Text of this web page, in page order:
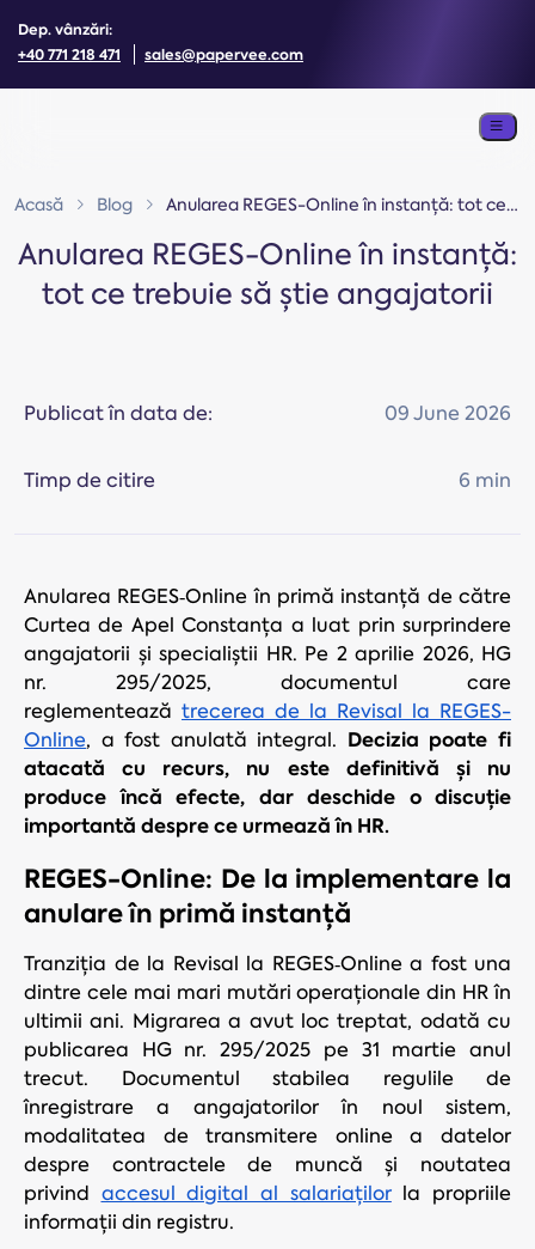
Dep. vânzări:
+40 771 218 471
sales@papervee.com
Acasă Blog Anularea REGES-Online în instanță: tot ce trebuie să știe angajatorii
Anularea REGES-Online în instanță:
tot ce trebuie să știe angajatorii
Publicat în data de: 09 June 2026
Timp de citire 6 min
Anularea REGES‑Online în primă instanță de către
Curtea de Apel Constanța a luat prin surprindere
angajatorii și specialiștii HR. Pe 2 aprilie 2026, HG
nr. 295/2025, documentul care
reglementează trecerea de la Revisal la REGES-
Online, a fost anulată integral. Decizia poate fi
atacată cu recurs, nu este definitivă și nu
produce încă efecte, dar deschide o discuție
importantă despre ce urmează în HR.
REGES-Online: De la implementare la
anulare în primă instanță
Tranziția de la Revisal la REGES‑Online a fost una
dintre cele mai mari mutări operaționale din HR în
ultimii ani. Migrarea a avut loc treptat, odată cu
publicarea HG nr. 295/2025 pe 31 martie anul
trecut. Documentul stabilea regulile de
înregistrare a angajatorilor în noul sistem,
modalitatea de transmitere online a datelor
despre contractele de muncă și noutatea
privind accesul digital al salariațilorla propriile
informații din registru.